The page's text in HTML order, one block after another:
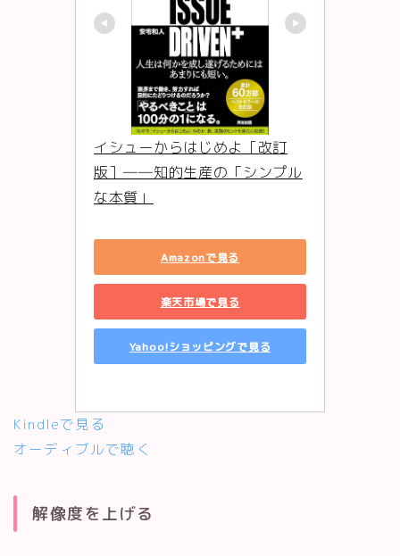
イシューからはじめよ［改訂
版］――知的生産の「シンプル
な本質」
Amazonで見る
楽天市場で見る
Yahoo!ショッピングで見る
Kindleで見る
オーディブルで聴く
解像度を上げる